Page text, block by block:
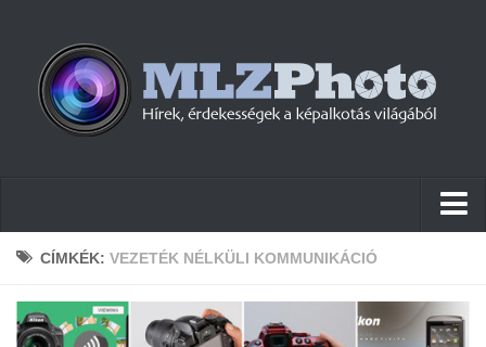
Hírek
Cikkek
CÍMKÉK: VEZETÉK NÉLKÜLI KOMMUNIKÁCIÓ